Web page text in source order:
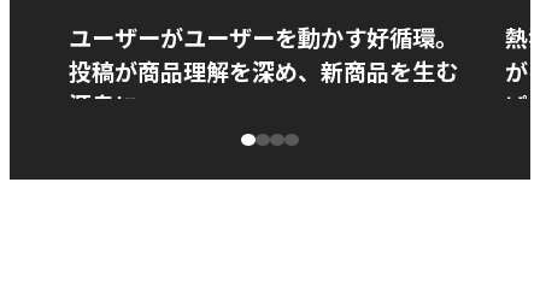
ユーザーがユーザーを動かす好循環。
投稿が商品理解を深め、新商品を生む
源泉に
熱
が
ぱ